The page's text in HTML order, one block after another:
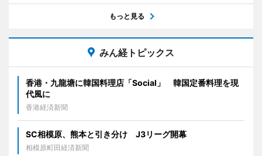
もっと見る
みん経トピックス
香港・九龍塘に韓国料理店「Social」 韓国定番料理を現
代風に
香港経済新聞
SC相模原、熊本と引き分け J3リーグ開幕
相模原町田経済新聞